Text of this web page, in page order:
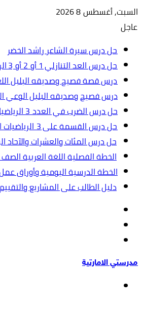
السبت, أغسطس 8 2026
عاجل
حل درس سيرة الشاعر راشد الخضر
حل درس العد التنازلي 1 أو 2 أو 3 الرياضيات المتكاملة الصف الأول
درس قصة فصيح وصديقه البلبل
درس فصيح وصديقه البلبل الوعي
حل درس الضرب في العدد 3 الرياضيات المتكاملة الصف الثالث.ppt
حل درس القسمة على 3 الرياضيات المتكاملة الصف الثالث
حل درس المئات والعشرات والآحاد
الخطة الفصلية اللغة العربية الصف
الخطة الدرسية اليومية وأوراق
دليل الطالب على المشاريع
عمود
جانبي
مدرستي الامارتية